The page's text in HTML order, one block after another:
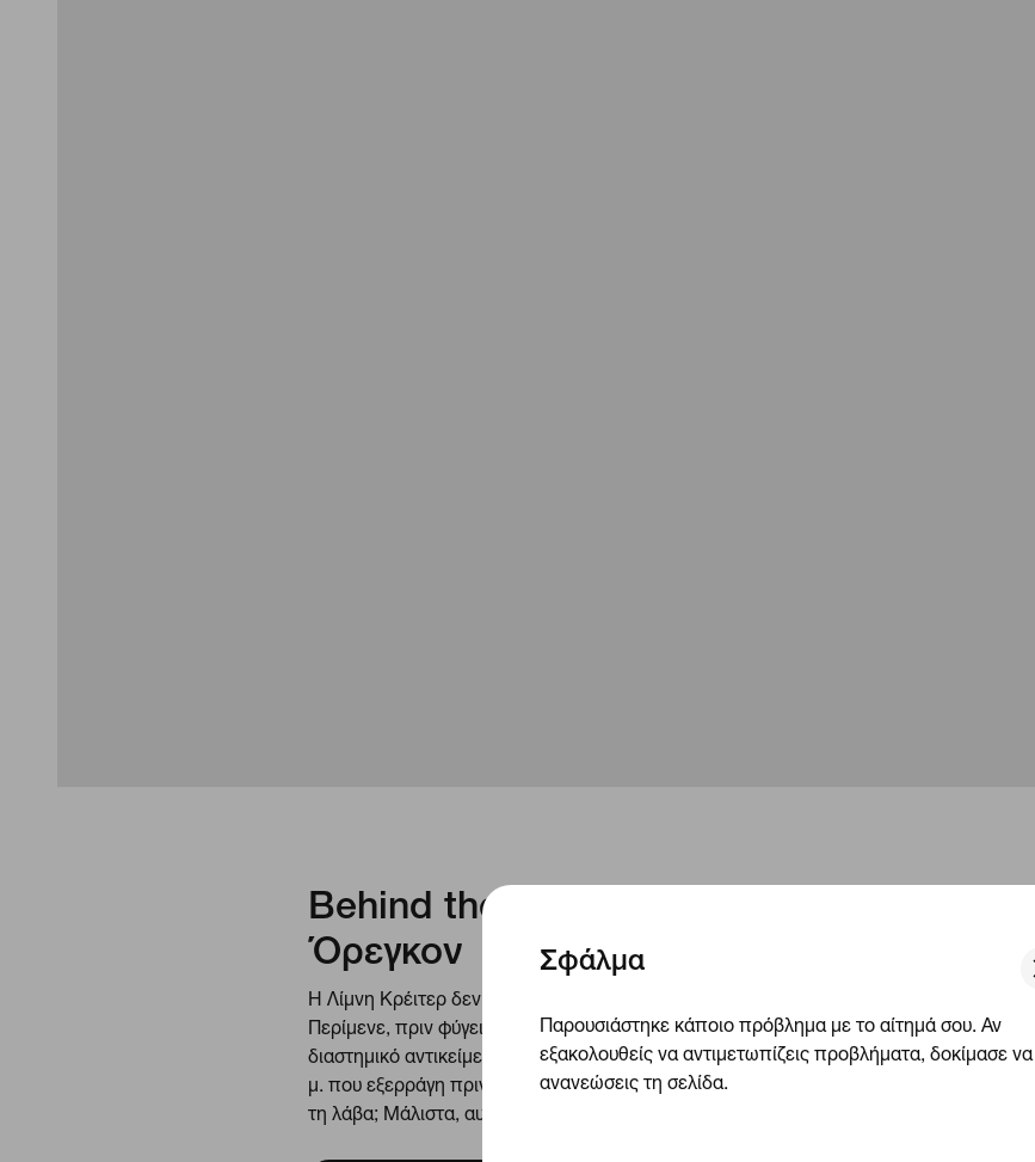
Σφάλμα
Παρουσιάστηκε κάποιο πρόβλημα με το αίτημά σου. Αν
εξακολουθείς να αντιμετωπίζεις προβλήματα, δοκίμασε να
ανανεώσεις τη σελίδα.
Behind the Design: Λίμνη Κρέιτερ,
Όρεγκον
Η Λίμνη Κρέιτερ δεν δημιουργήθηκε από κάποιον αστεροειδή, κομήτη ή μετεωρίτη.
Περίμενε, πριν φύγεις, αναρωτήσου το εξής: τι είναι πιο εντυπωσιακό από ένα
διαστημικό αντικείμενο που πέφτει στη γη; Τι θα έλεγες για ένα ηφαίστειο ύψους 3.658
μ. που εξερράγη πριν από 8.000 χρόνια περίπου και καταπλακώθηκε από την ίδια του
τη λάβα; Μάλιστα, αυτό είναι πολύ πιο εντυπωσιακό.